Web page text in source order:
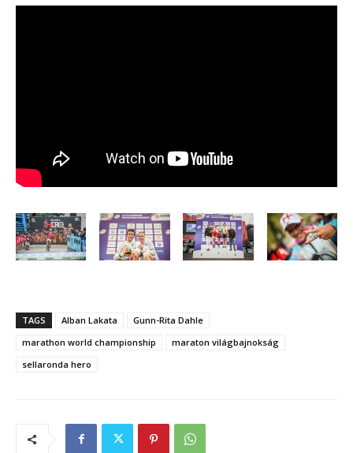
TAGS Alban Lakata
Gunn-Rita Dahle
marathon world championship
maraton világbajnokság
sellaronda hero